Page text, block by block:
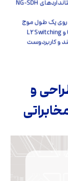
سیستم‌‏های انتقال نوری مبتنی بر استانداردهای NG-SDH
۲Switching
و کاربردوست
طراحی و